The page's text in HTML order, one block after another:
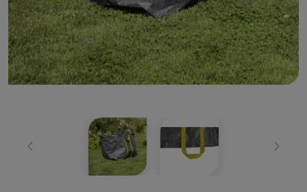
Zurück Weiter